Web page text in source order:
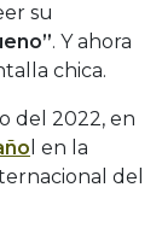
su
. Y ahora
chica.
del 2022, en
l en la
del